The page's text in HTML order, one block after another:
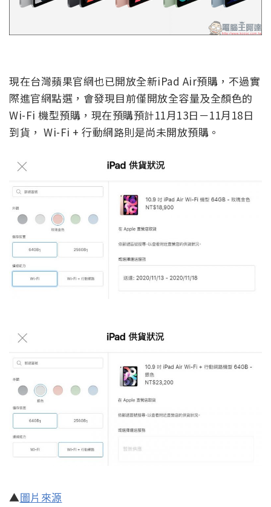
現在台灣蘋果官網也已開放全新iPad Air預購，不過實
際進官網點選，會發現目前僅開放全容量及全顏色的
Wi-Fi 機型預購，現在預購預計11月13日－11月18日
到貨， Wi-Fi + 行動網路則是尚未開放預購。
▲圖片來源